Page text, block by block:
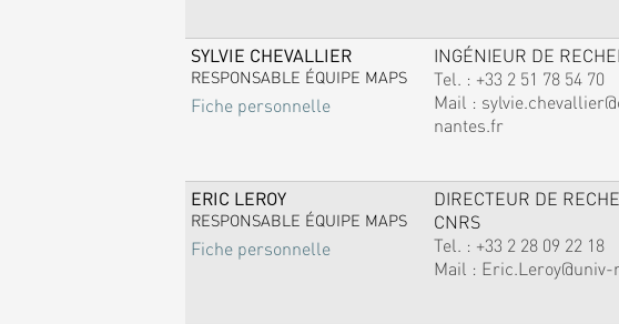
SYLVIE CHEVALLIER
RESPONSABLE ÉQUIPE MAPS
Fiche personnelle
INGÉNIEUR DE
Tel. : +33 2 51 78 54 70
Mail :
nantes.fr
ERIC LEROY
RESPONSABLE ÉQUIPE MAPS
Fiche personnelle
DIRECTEUR DE
CNRS
Tel. : +33 2 28 09 22 18
Mail :